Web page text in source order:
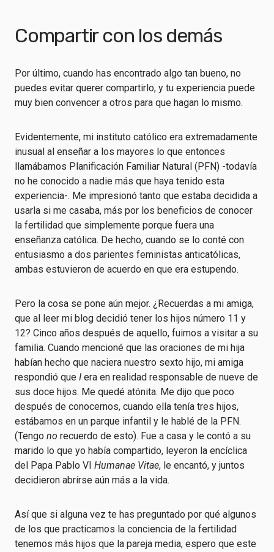
Compartir con los demás
Por último, cuando has encontrado algo tan bueno, no
puedes evitar querer compartirlo, y tu experiencia puede
muy bien convencer a otros para que hagan lo mismo.
Evidentemente, mi instituto católico era extremadamente
inusual al enseñar a los mayores lo que entonces
llamábamos Planificación Familiar Natural (PFN) -todavía
no he conocido a nadie más que haya tenido esta
experiencia-. Me impresionó tanto que estaba decidida a
usarla si me casaba, más por los beneficios de conocer
la fertilidad que simplemente porque fuera una
enseñanza católica. De hecho, cuando se lo conté con
entusiasmo a dos parientes feministas anticatólicas,
ambas estuvieron de acuerdo en que era estupendo.
Pero la cosa se pone aún mejor. ¿Recuerdas a mi amiga,
que al leer mi blog decidió tener los hijos número 11 y
12? Cinco años después de aquello, fuimos a visitar a su
familia. Cuando mencioné que las oraciones de mi hija
habían hecho que naciera nuestro sexto hijo, mi amiga
respondió que I era en realidad responsable de nueve de
sus doce hijos. Me quedé atónita. Me dijo que poco
después de conocernos, cuando ella tenía tres hijos,
estábamos en un parque infantil y le hablé de la PFN.
(Tengo no recuerdo de esto). Fue a casa y le contó a su
marido lo que yo había compartido, leyeron la encíclica
del Papa Pablo VI Humanae Vitae, le encantó, y juntos
decidieron abrirse aún más a la vida.
Así que si alguna vez te has preguntado por qué algunos
de los que practicamos la conciencia de la fertilidad
tenemos más hijos que la pareja media, espero que este